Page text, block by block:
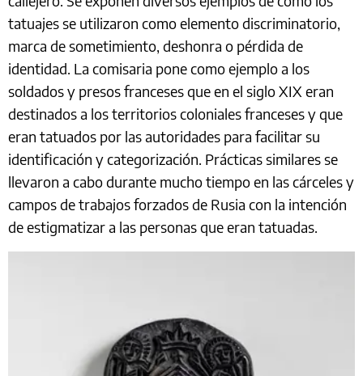
tatuajes se utilizaron como elemento discriminatorio,
marca de sometimiento, deshonra o pérdida de
identidad. La comisaria pone como ejemplo a los
soldados y presos franceses que en el siglo XIX eran
destinados a los territorios coloniales franceses y que
eran tatuados por las autoridades para facilitar su
identificación y categorización. Prácticas similares se
llevaron a cabo durante mucho tiempo en las cárceles y
campos de trabajos forzados de Rusia con la intención
de estigmatizar a las personas que eran tatuadas.